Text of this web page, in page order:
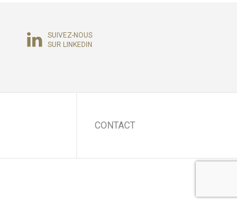
SUIVEZ-NOUS
SUR LINKEDIN
CONTACT